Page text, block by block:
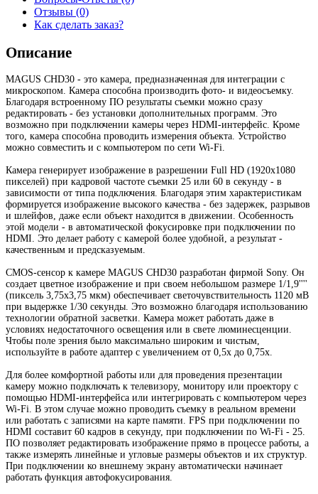
Отзывы (0)
Как сделать заказ?
Описание
MAGUS CHD30 - это камера, предназначенная для интеграции с
микроскопом. Камера способна производить фото- и видеосъемку.
Благодаря встроенному ПО результаты съемки можно сразу
редактировать - без установки дополнительных программ. Это
возможно при подключении камеры через HDMI-интерфейс. Кроме
того, камера способна проводить измерения объекта. Устройство
можно совместить и с компьютером по сети Wi-Fi.
Камера генерирует изображение в разрешении Full HD (1920x1080
пикселей) при кадровой частоте съемки 25 или 60 в секунду - в
зависимости от типа подключения. Благодаря этим характеристикам
формируется изображение высокого качества - без задержек, разрывов
и шлейфов, даже если объект находится в движении. Особенность
этой модели - в автоматической фокусировке при подключении по
HDMI. Это делает работу с камерой более удобной, а результат -
качественным и предсказуемым.
CMOS-сенсор к камере MAGUS CHD30 разработан фирмой Sony. Он
создает цветное изображение и при своем небольшом размере 1/1,9''''
(пиксель 3,75x3,75 мкм) обеспечивает светочувствительность 1120 мВ
при выдержке 1/30 секунды. Это возможно благодаря использованию
технологии обратной засветки. Камера может работать даже в
условиях недостаточного освещения или в свете люминесценции.
Чтобы поле зрения было максимально широким и чистым,
используйте в работе адаптер с увеличением от 0,5х до 0,75х.
Для более комфортной работы или для проведения презентации
камеру можно подключать к телевизору, монитору или проектору с
помощью HDMI-интерфейса или интегрировать с компьютером через
Wi-Fi. В этом случае можно проводить съемку в реальном времени
или работать с записями на карте памяти. FPS при подключении по
HDMI составит 60 кадров в секунду, при подключении по Wi-Fi - 25.
ПО позволяет редактировать изображение прямо в процессе работы, а
также измерять линейные и угловые размеры объектов и их структур.
При подключении ко внешнему экрану автоматически начинает
работать функция автофокусирования.